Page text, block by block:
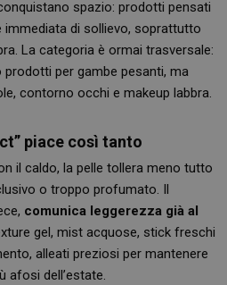
spazio: prodotti pensati
immediata di sollievo, soprattutto
La categoria è ormai trasversale:
per gambe pesanti, ma
contorno occhi e makeup labbra.
piace così tanto
il caldo, la pelle tollera meno tutto
o troppo profumato. Il
comunica leggerezza già al
gel, mist acquose, stick freschi
alleati preziosi per mantenere
afosi dell’estate.